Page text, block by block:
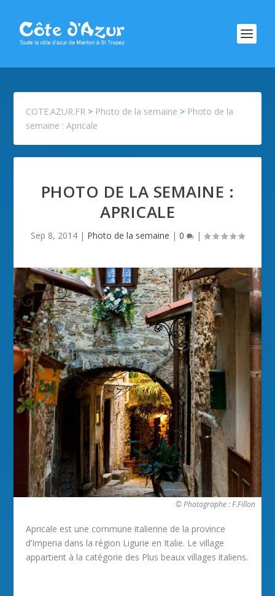
COTE.AZUR.FR > Photo de la semaine > Photo de la
semaine : Apricale
PHOTO DE LA SEMAINE :
APRICALE
Sep 8, 2014 | Photo de la semaine | 0 |
© Photographe : F.Fillon
Apricale est une commune italienne de la province
d’Imperia dans la région Ligurie en Italie. Le village
appartient à la catégorie des Plus beaux villages italiens.